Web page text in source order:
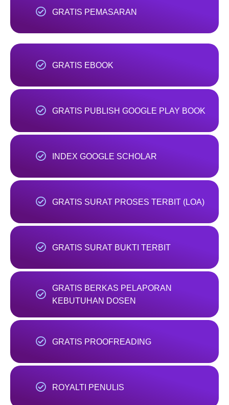
GRATIS PEMASARAN
GRATIS EBOOK
GRATIS PUBLISH GOOGLE PLAY BOOK
INDEX GOOGLE SCHOLAR
GRATIS SURAT PROSES TERBIT (LOA)
GRATIS SURAT BUKTI TERBIT
GRATIS BERKAS PELAPORAN
KEBUTUHAN DOSEN
GRATIS PROOFREADING
ROYALTI PENULIS